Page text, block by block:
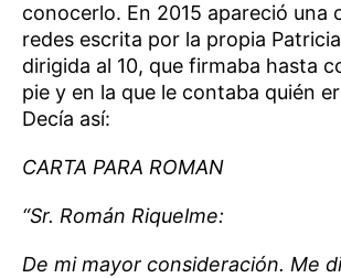
conocerlo. En 2015 apareció una
redes escrita por la propia
dirigida al 10, que firmaba hasta
pie y en la que le contaba quién
Decía así:
CARTA PARA ROMAN
“Sr. Román Riquelme:
De mi mayor consideración. Me